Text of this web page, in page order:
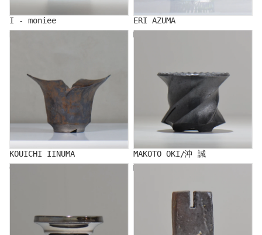
I - moniee
ERI AZUMA
KOUICHI IINUMA
MAKOTO OKI/沖 誠
MAKOTO OKI/沖 誠
Ogi
MAKITO KAWAI